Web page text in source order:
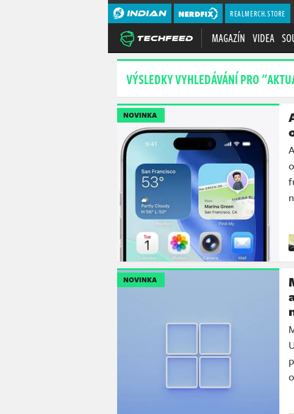
REALMERCH.STORE
MAGAZÍN VIDEA
VÝSLEDKY VYHLEDÁVÁNÍ PRO
NOVINKA
NOVINKA